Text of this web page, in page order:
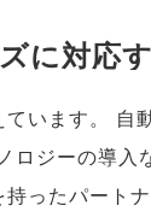
に対応
います。
自
ロジーの導入
ったパート